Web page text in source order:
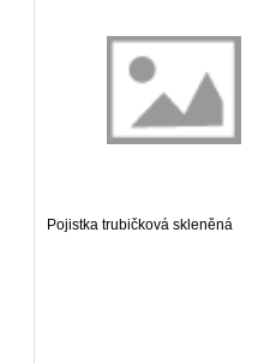
Pojistka trubičková skleněná